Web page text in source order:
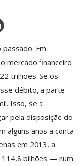
Em
mercado financeiro
trilhões. Se os
débito, a parte
Isso, se a
pela disposição do
alguns anos a conta
em 2013, a
114,8 bilhões — num